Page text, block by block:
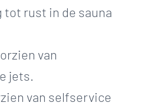
tot rust in de sauna
van
jets.
van selfservice